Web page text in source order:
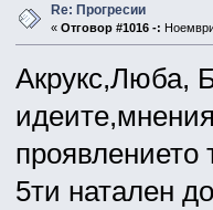
Re: Прогресии
« Отговор #1016 -:
Акрукс,Люба,
проявлението
5ти натален